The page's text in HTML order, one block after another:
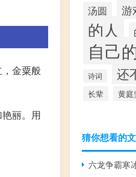
金粟般
丽。用
汤圆 游
的人
自己
诗词 还
长辈 黄庭
猜你想看的
六龙争霸寒